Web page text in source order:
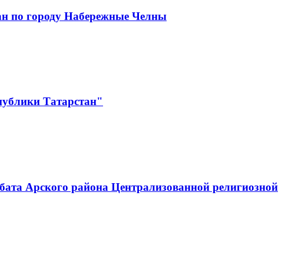
по городу Набережные Челны
Татарстан"
Арского района Централизованной религиозной